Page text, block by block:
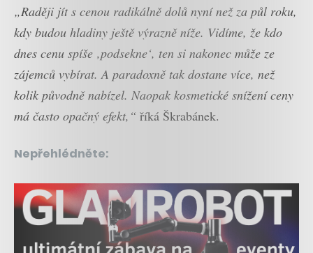
„Raději jít s cenou radikálně dolů nyní než za půl roku,
kdy budou hladiny ještě výrazně níže. Vidíme, že kdo
dnes cenu spíše ‚podsekne‘, ten si nakonec může ze
zájemců vybírat. A paradoxně tak dostane více, než
kolik původně nabízel. Naopak kosmetické snížení ceny
má často opačný efekt,“ říká Škrabánek.
Nepřehlédněte: